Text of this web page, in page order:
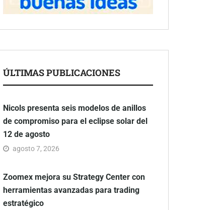
ÚLTIMAS PUBLICACIONES
Nicols presenta seis modelos de anillos
de compromiso para el eclipse solar del
12 de agosto
agosto 7, 2026
Zoomex mejora su Strategy Center con
herramientas avanzadas para trading
estratégico